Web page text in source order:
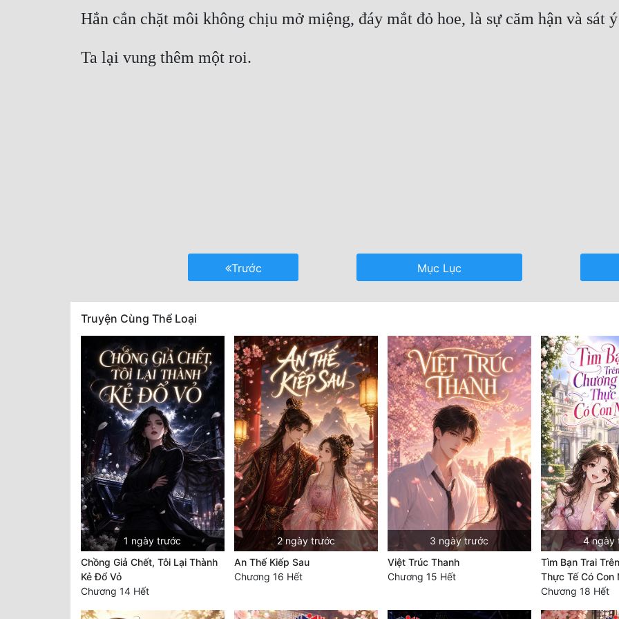
Trước Mục Lục
Truyện Cùng Thể Loại
1 ngày trước
Chồng Giả Chết, Tôi Lại Thành
Kẻ Đổ Vỏ
Chương 14 Hết
2 ngày trước
An Thế Kiếp Sau
Chương 16 Hết
3 ngày trước
Việt Trúc Thanh
Chương 15 Hết
4 ngày
Tìm Bạn Trai
Thực Tế Có Con
Chương 18 Hết